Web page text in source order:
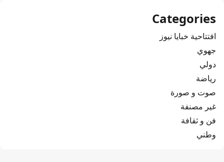
Categories
افتتاحية خبايا نيوز
جهوي
دولي
رياضة
صوت و صورة
غير مصنفة
فن و ثقافة
وطني